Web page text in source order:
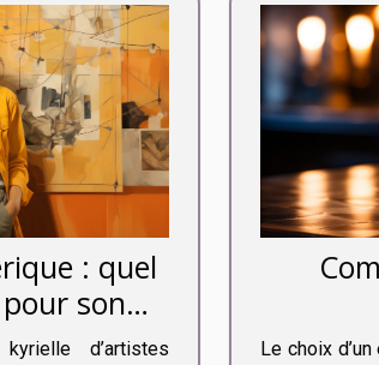
: quel
son
? d’artistes
Le choix